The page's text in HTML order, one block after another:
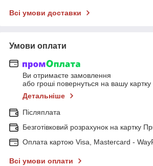
Всі умови доставки
Умови оплати
Ви отримаєте замовлення
або гроші повернуться на вашу картку
Детальніше
Післяплата
Безготівковий розрахунок на картку
Оплата картою Visa, Mastercard -
Всі умови оплати